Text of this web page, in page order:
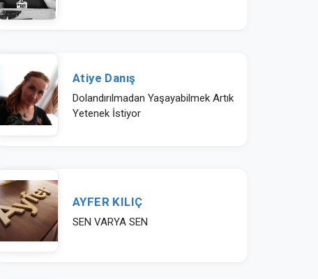
Atiye Danış
Dolandırılmadan Yaşayabilmek Artık
Yetenek İstiyor
AYFER KILIÇ
SEN VARYA SEN